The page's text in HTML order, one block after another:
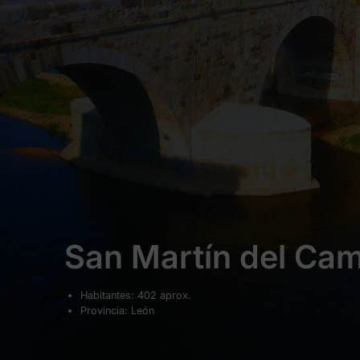
San Martín del
Habitantes: 402 aprox.
Provincia: León